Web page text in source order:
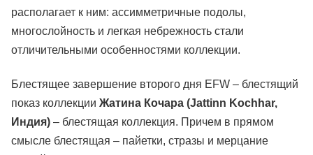
располагает к ним: ассимметричные подолы,
многослойность и легкая небрежность стали
отличительными особенностями коллекции.
Блестящее завершение второго дня EFW – блестящий
показ коллекции Жатина Кочара (Jattinn Kochhar,
Индия) – блестящая коллекция. Причем в прямом
смысле блестящая – пайетки, стразы и мерцание